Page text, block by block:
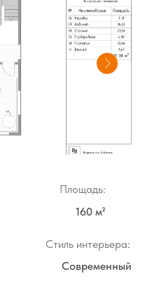
Современный
Стиль интерьера:
160 м²
Площадь: